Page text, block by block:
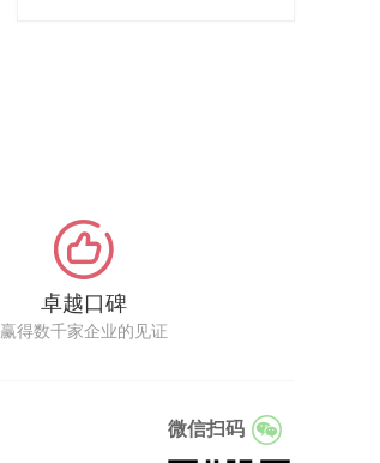
卓越口碑
赢得数千家企业的见证
微信扫码